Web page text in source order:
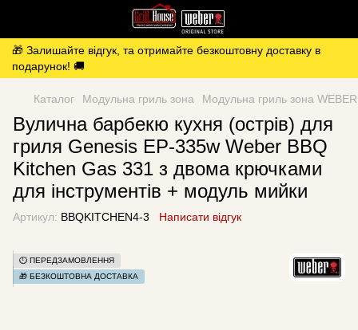
🎁 Залишайте відгук, та отримайте безкоштовну доставку в
подарунок! 🚚
Каталог Модульна гриль зона Модульна гриль зона WEBER
Вулична барбекю кухня (острів) для
гриля Genesis EP-335w Weber BBQ
Kitchen Gas 331 з двома крючками
для інструментів + модуль мийки
Артикул: BBQKITCHEN4-3 Написати відгук
⏱️ ПЕРЕДЗАМОВЛЕННЯ
🎁 БЕЗКОШТОВНА ДОСТАВКА